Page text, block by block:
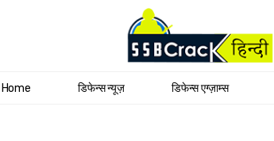
Home डिफेन्स न्यूज़ डिफेन्स एग्ज़ाम्स